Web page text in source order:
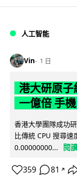
人工智能
Vin 1 日
港大研原子
一億倍 手
香港大學團隊成功
比傳統 CPU 搜尋
0.00000000...
閱
359 81 ↗